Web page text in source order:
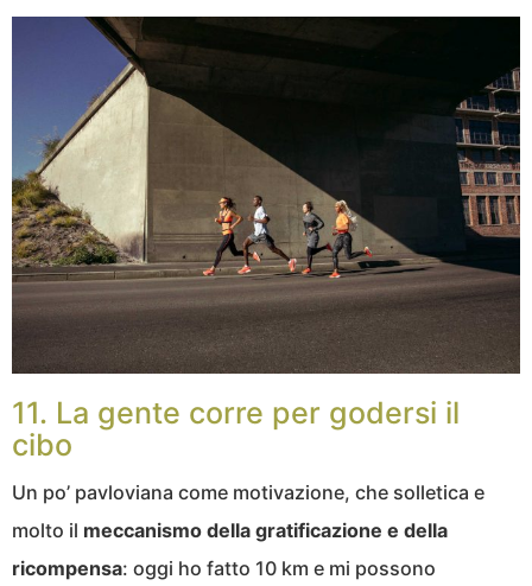
11. La gente corre per godersi il
cibo
Un po’ pavloviana come motivazione, che solletica e
molto il meccanismo della gratificazione e della
ricompensa: oggi ho fatto 10 km e mi possono